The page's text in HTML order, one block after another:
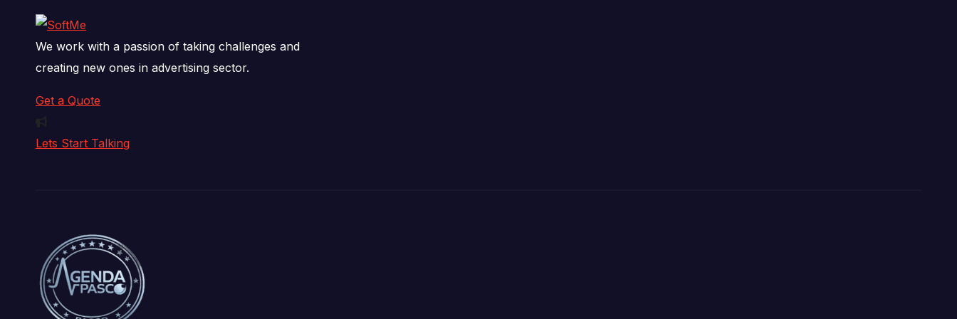
We work with a passion of taking challenges and
creating new ones in advertising sector.
Get a Quote
Lets Start Talking